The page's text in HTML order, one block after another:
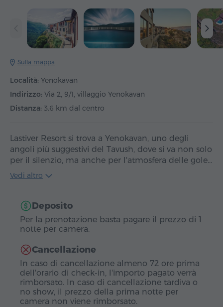
Sulla mappa
Località: Yenokavan
Indirizzo: Via 2, 9/1, villaggio Yenokavan
Distanza: 3.6 km dal centro
Lastiver Resort si trova a Yenokavan, uno degli
angoli più suggestivi del Tavush, dove si va non solo
per il silenzio, ma anche per l'atmosfera delle gole…
Vedi altro
Deposito
Per la prenotazione basta pagare il prezzo di 1
notte per camera.
Cancellazione
In caso di cancellazione almeno 72 ore prima
dell'orario di check-in, l'importo pagato verrà
rimborsato. In caso di cancellazione tardiva o
no show, il prezzo della prima notte per
camera non viene rimborsato.